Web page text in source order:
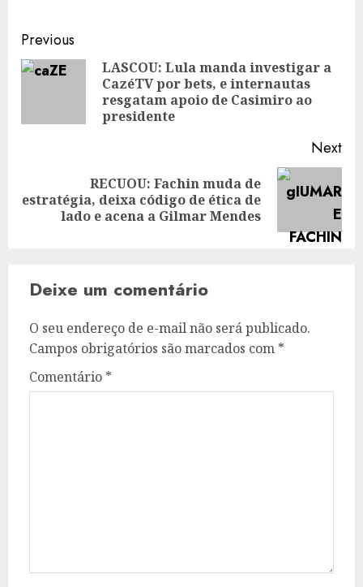
Post
navigation
Previous
LASCOU: Lula manda investigar a
CazéTV por bets, e internautas
resgatam apoio de Casimiro ao
presidente
Next
Next
RECUOU: Fachin muda de
estratégia, deixa código de ética de
lado e acena a Gilmar Mendes
Deixe um comentário
O seu endereço de e-mail não será publicado.
Campos obrigatórios são marcados com *
Comentário *